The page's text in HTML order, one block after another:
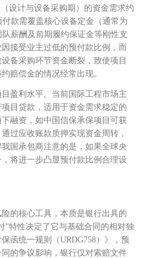
设计与设备采购期）的资金需求约
款需覆盖核心设备定金（通常为
薪酬及前期履约保证金等刚性支
接受业主过低的预付款比例，而
备采购环节资金断裂，致使项目
赔偿金的情况经常出现。
盈利水平。当前国际工程市场主
目贷款，适用于资金需求稳定的
融资，如中国信保承保项目可获
过应收账款质押实现资金周转，
国承包商注意的是，如果全球央
将进一步凸显预付款比例合理设
的核心工具，本质是银行出具的
”特性决定了它与基础合同的相对独
函统一规则（URDG758）》，预
的争议影响，银行仅对索赔文件